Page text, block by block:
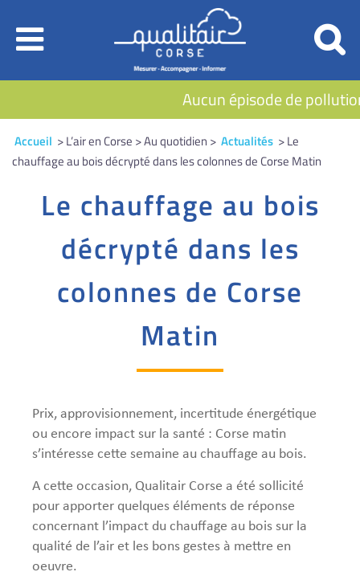
Aucun épisode de
Accueil > L’air en Corse > Au quotidien > Actualités > Le
chauffage au bois décrypté dans les colonnes de Corse Matin
Le chauffage au bois
décrypté dans les
colonnes de Corse
Matin
Prix, approvisionnement, incertitude énergétique
ou encore impact sur la santé : Corse matin
s’intéresse cette semaine au chauffage au bois.
A cette occasion, Qualitair Corse a été sollicité
pour apporter quelques éléments de réponse
concernant l’impact du chauffage au bois sur la
qualité de l’air et les bons gestes à mettre en
oeuvre.